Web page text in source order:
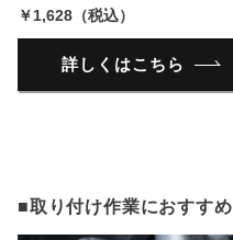
￥1,628（税込）
詳しくはこちら
■取り付け作業におすすめ